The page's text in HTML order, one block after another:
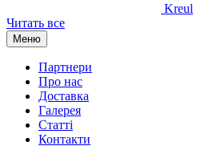
Kreul
Читать все
Меню
Партнери
Про нас
Доставка
Галерея
Статтi
Контакти